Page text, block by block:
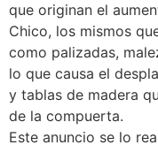
que originan el
Chico, los mismos
como palizadas,
lo que causa el
y tablas de madera
de la compuerta.
Este anuncio se lo